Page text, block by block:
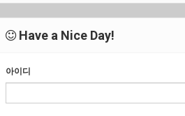
Have a Nice Day!
아이디